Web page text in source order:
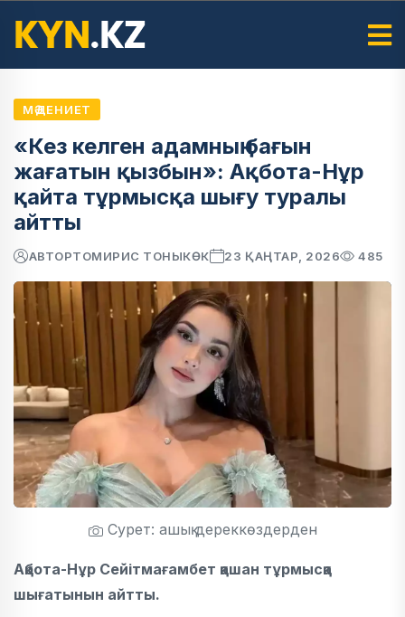
МӘДЕНИЕТ
«Кез келген адамның бағын
жағатын қызбын»: Ақбота-Нұр
қайта тұрмысқа шығу туралы
айтты
АВТОРТОМИРИС ТОНЫКӨК 23 ҚАҢТАР, 2026 485
Сурет: ашық дереккөздерден
Ақбота-Нұр Сейітмағамбет қашан тұрмысқа
шығатынын айтты.